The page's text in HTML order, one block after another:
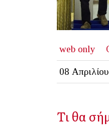
web only
08
Τι θα